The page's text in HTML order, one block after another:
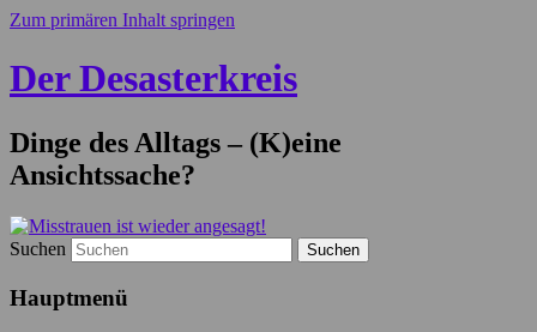
Zum primären Inhalt springen
Der Desasterkreis
Dinge des Alltags – (K)eine
Ansichtssache?
Suchen
Hauptmenü